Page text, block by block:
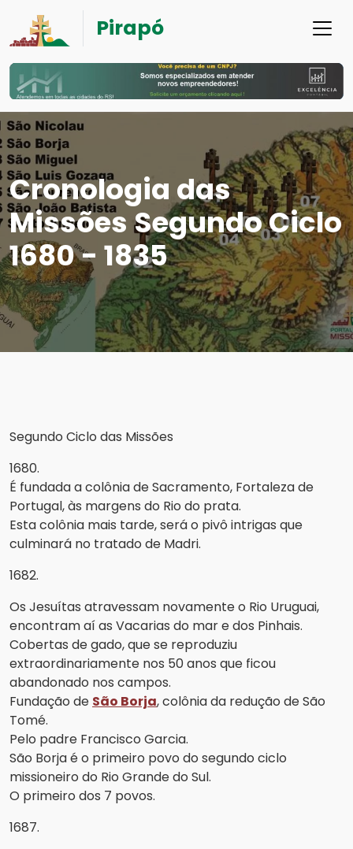
Pirapó
Cronologia das
Missões Segundo Ciclo
1680 - 1835
Segundo Ciclo das Missões
1680.
É fundada a colônia de Sacramento, Fortaleza de
Portugal, às margens do Rio do prata.
Esta colônia mais tarde, será o pivô intrigas que
culminará no tratado de Madri.
1682.
Os Jesuítas atravessam novamente o Rio Uruguai,
encontram aí as Vacarias do mar e dos Pinhais.
Cobertas de gado, que se reproduziu
extraordinariamente nos 50 anos que ficou
abandonado nos campos.
Fundação de São Borja, colônia da redução de São
Tomé.
Pelo padre Francisco Garcia.
São Borja é o primeiro povo do segundo ciclo
missioneiro do Rio Grande do Sul.
O primeiro dos 7 povos.
1687.